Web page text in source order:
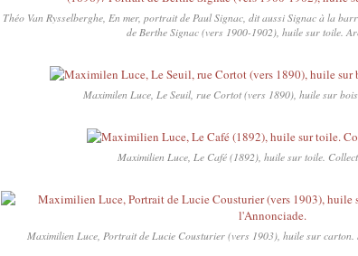
Théo Van Rysselberghe, En mer, portrait de Paul Signac, dit aussi Signac à la
de Berthe Signac (vers 1900-1902), huile sur toile.
Maximilen Luce, Le Seuil, rue Cortot (vers 1890), huile sur
Maximilien Luce, Le Café (1892), huile sur toile.
Maximilien Luce, Portrait de Lucie Cousturier (vers 1903), huile sur carton.